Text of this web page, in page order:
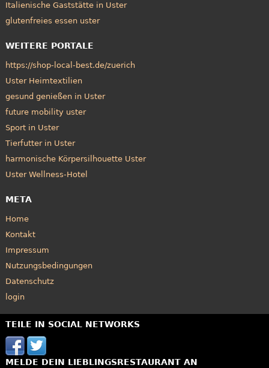
Italienische Gaststätte in Uster
glutenfreies essen uster
WEITERE PORTALE
https://shop-local-best.de/zuerich
Uster Heimtextilien
gesund genießen in Uster
future mobility uster
Sport in Uster
Tierfutter in Uster
harmonische Körpersilhouette Uster
Uster Wellness-Hotel
META
Home
Kontakt
Impressum
Nutzungsbedingungen
Datenschutz
login
TEILE IN SOCIAL NETWORKS
MELDE DEIN LIEBLINGSRESTAURANT AN